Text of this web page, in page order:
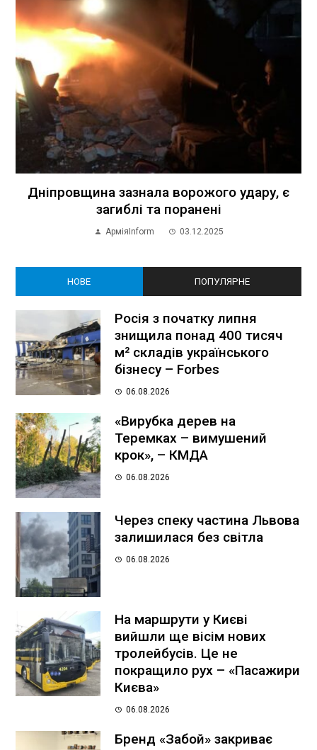
Дніпровщина зазнала ворожого удару, є
загиблі та поранені
АрміяInform 03.12.2025
НОВЕ ПОПУЛЯРНЕ
Росія з початку липня
знищила понад 400 тисяч
м² складів українського
бізнесу – Forbes
06.08.2026
«Вирубка дерев на
Теремках – вимушений
крок», – КМДА
06.08.2026
Через спеку частина Львова
залишилася без світла
06.08.2026
На маршрути у Києві
вийшли ще вісім нових
тролейбусів. Це не
покращило рух – «Пасажири
Києва»
06.08.2026
Бренд «Забой» закриває